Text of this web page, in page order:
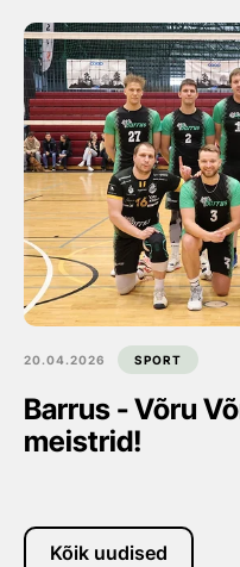
20.04.2026 SPORT
Barrus - Võru
meistrid!
Kõik uudised